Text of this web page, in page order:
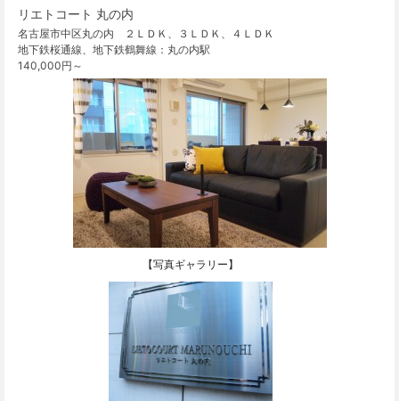
リエトコート 丸の内
名古屋市中区丸の内 ２ＬＤＫ、３ＬＤＫ、４ＬＤＫ
地下鉄桜通線、地下鉄鶴舞線：丸の内駅
140,000円～
【写真ギャラリー】